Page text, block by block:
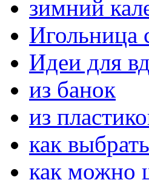
зимний
Игольница
Идеи для
из банок
из
как
как можно